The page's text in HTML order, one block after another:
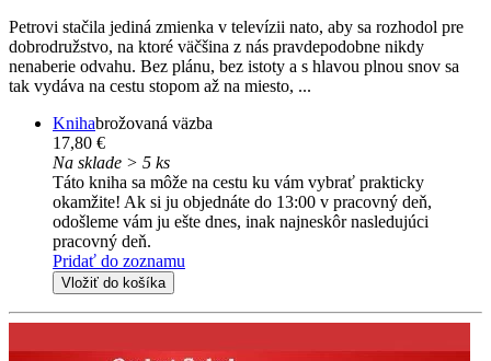
Petrovi stačila jediná zmienka v televízii nato, aby sa rozhodol pre
dobrodružstvo, na ktoré väčšina z nás pravdepodobne nikdy
nenaberie odvahu. Bez plánu, bez istoty a s hlavou plnou snov sa
tak vydáva na cestu stopom až na miesto, ...
Knihabrožovaná väzba
17,80 €
Na sklade > 5 ks
Táto kniha sa môže na cestu ku vám vybrať prakticky
okamžite! Ak si ju objednáte do 13:00 v pracovný deň,
odošleme vám ju ešte dnes, inak najneskôr nasledujúci
pracovný deň.
Pridať do zoznamu
Vložiť do košíka